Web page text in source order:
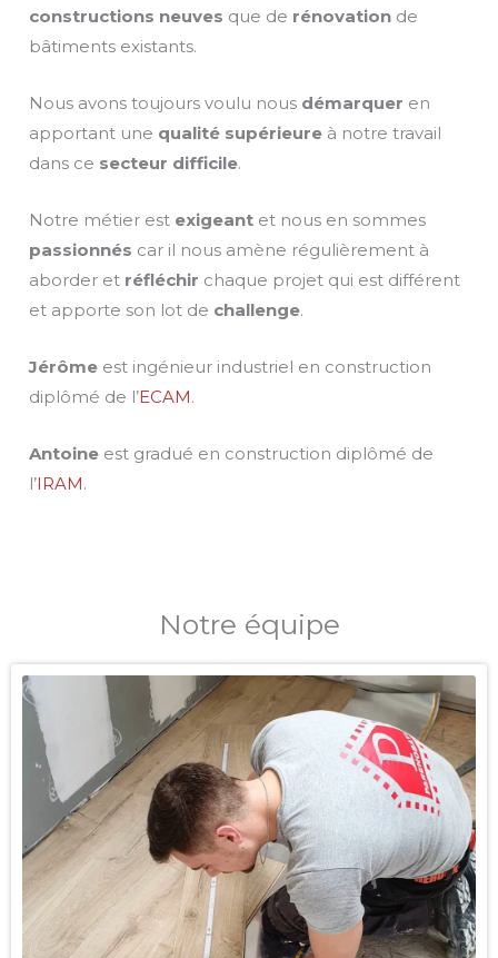
constructions neuves que de rénovation de
bâtiments existants.
Nous avons toujours voulu nous démarquer en
apportant une qualité supérieure à notre travail
dans ce secteur difficile.
Notre métier est exigeant et nous en sommes
passionnés car il nous amène régulièrement à
aborder et réfléchir chaque projet qui est différent
et apporte son lot de challenge.
Jérôme est ingénieur industriel en construction
diplômé de l’ECAM.
Antoine est gradué en construction diplômé de
l’IRAM.
Notre équipe